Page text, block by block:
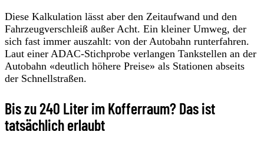
Diese Kalkulation lässt aber den Zeitaufwand und den
Fahrzeugverschleiß außer Acht. Ein kleiner Umweg, der
sich fast immer auszahlt: von der Autobahn runterfahren.
Laut einer ADAC-Stichprobe verlangen Tankstellen an der
Autobahn «deutlich höhere Preise» als Stationen abseits
der Schnellstraßen.
Bis zu 240 Liter im Kofferraum? Das ist
tatsächlich erlaubt